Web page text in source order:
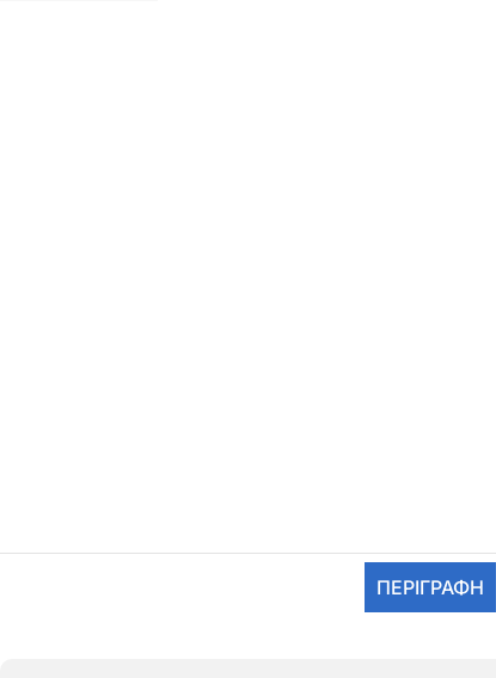
ΠΕΡΙΓΡΑΦΉ